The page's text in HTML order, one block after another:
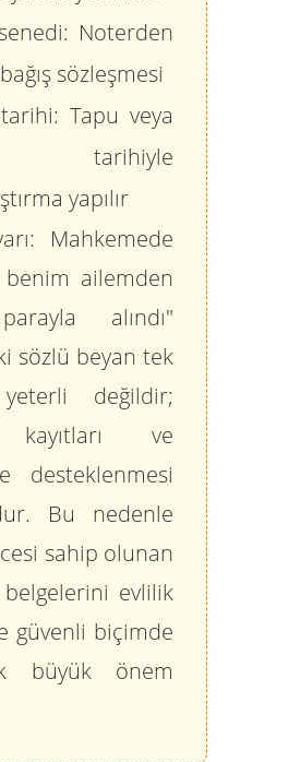
Noterden
sözleşmesi
Tapu veya
tarihiyle
yapılır
Mahkemede
ailemden
alındı"
sözlü beyan tek
değildir;
ve
desteklenmesi
Bu nedenle
sahip olunan
belgelerini evlilik
güvenli biçimde
büyük önem